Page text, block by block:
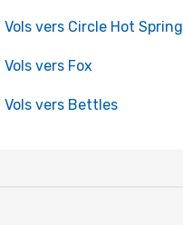
Vols vers Circle Hot Spring
Vols vers Fox
Vols vers Bettles